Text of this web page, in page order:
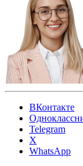
ВКонтакте
Telegram
X
WhatsApp